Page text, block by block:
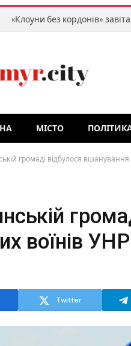
МІСТО
громаді відбулося вшанування
воїнів
Twitter